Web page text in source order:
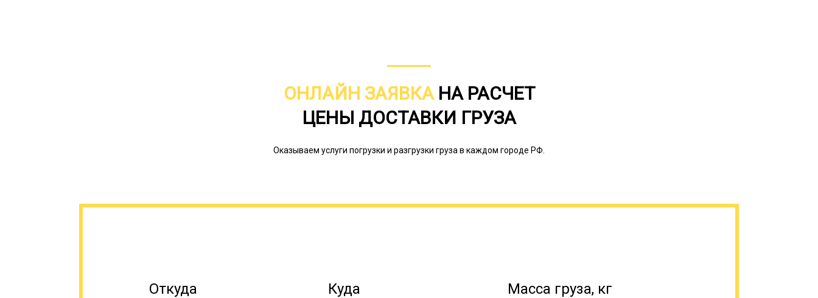
По максимуму веса груза обозначаются как тяжелые, средние, легкие.
третьи – 25 тонн. Вес, превышающий 110 тонн, перевозят на сверхтяжелых
разделить на части или эти части имеют большой вес, как, например, корабли,
Онлайн заявка
ОНЛАЙН ЗАЯВКАНА РАСЧЕТ
ЦЕНЫ ДОСТАВКИ ГРУЗА
Оказываем услуги погрузки и разгрузки груза в каждом городе РФ.
Откуда Куда Масса груза, кг